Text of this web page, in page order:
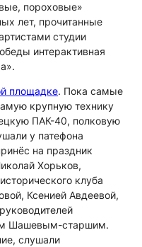
пороховые»
лет, прочитанные
студии
интерактивная
площадке. Пока самые
крупную технику
ПАК-40, полковую
у патефона
на праздник
Хорьков,
клуба
Ксенией Авдеевой,
Шашевым-старшим.
слушали